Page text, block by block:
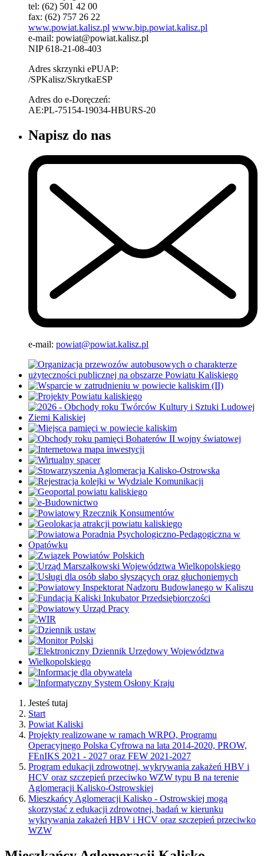
tel: (62) 501 42 00
fax: (62) 757 26 22
www.powiat.kalisz.pl www.bip.powiat.kalisz.pl
e-mail: powiat@powiat.kalisz.pl
NIP 618-21-08-403
Adres skrzynki ePUAP:
/SPKalisz/SkrytkaESP
Adres do e-Doręczeń:
AE:PL-75154-19034-HBURS-20
Napisz do nas
e-mail: powiat@powiat.kalisz.pl
Jesteś tutaj
Start
Powiat Kaliski
Projekty realizowane w ramach WRPO, Programu
Operacyjnego Polska Cyfrowa na lata 2014-2020, PROW,
FEnIKS 2021 - 2027 oraz FEW 2021-2027
Program edukacji zdrowotnej, wykrywania zakażeń HBV i
HCV oraz szczepień przeciwko WZW typu B na terenie
Aglomeracji Kalisko-Ostrowskiej
Mieszkańcy Aglomeracji Kalisko - Ostrowskiej mogą
skorzystać z edukacji zdrowotnej, badań w kierunku
wykrywania zakażeń HBV i HCV oraz szczepień przeciwko
WZW